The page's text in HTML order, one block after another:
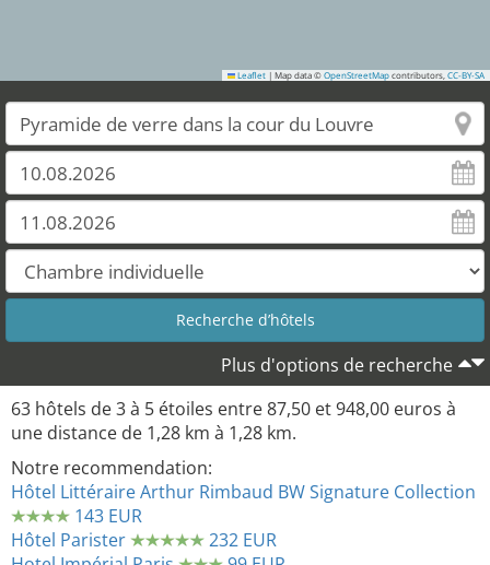
Leaflet | Map data © OpenStreetMap contributors, CC-BY-SA
Plus d'options de recherche
63 hôtels de3à 5 étoiles entre87,50 et948,00 euros à
une distance de 1,28 km à 1,28 km.
Notre recommendation:
Hôtel Littéraire Arthur Rimbaud BW Signature Collection
143 EUR
Hôtel Parister
232 EUR